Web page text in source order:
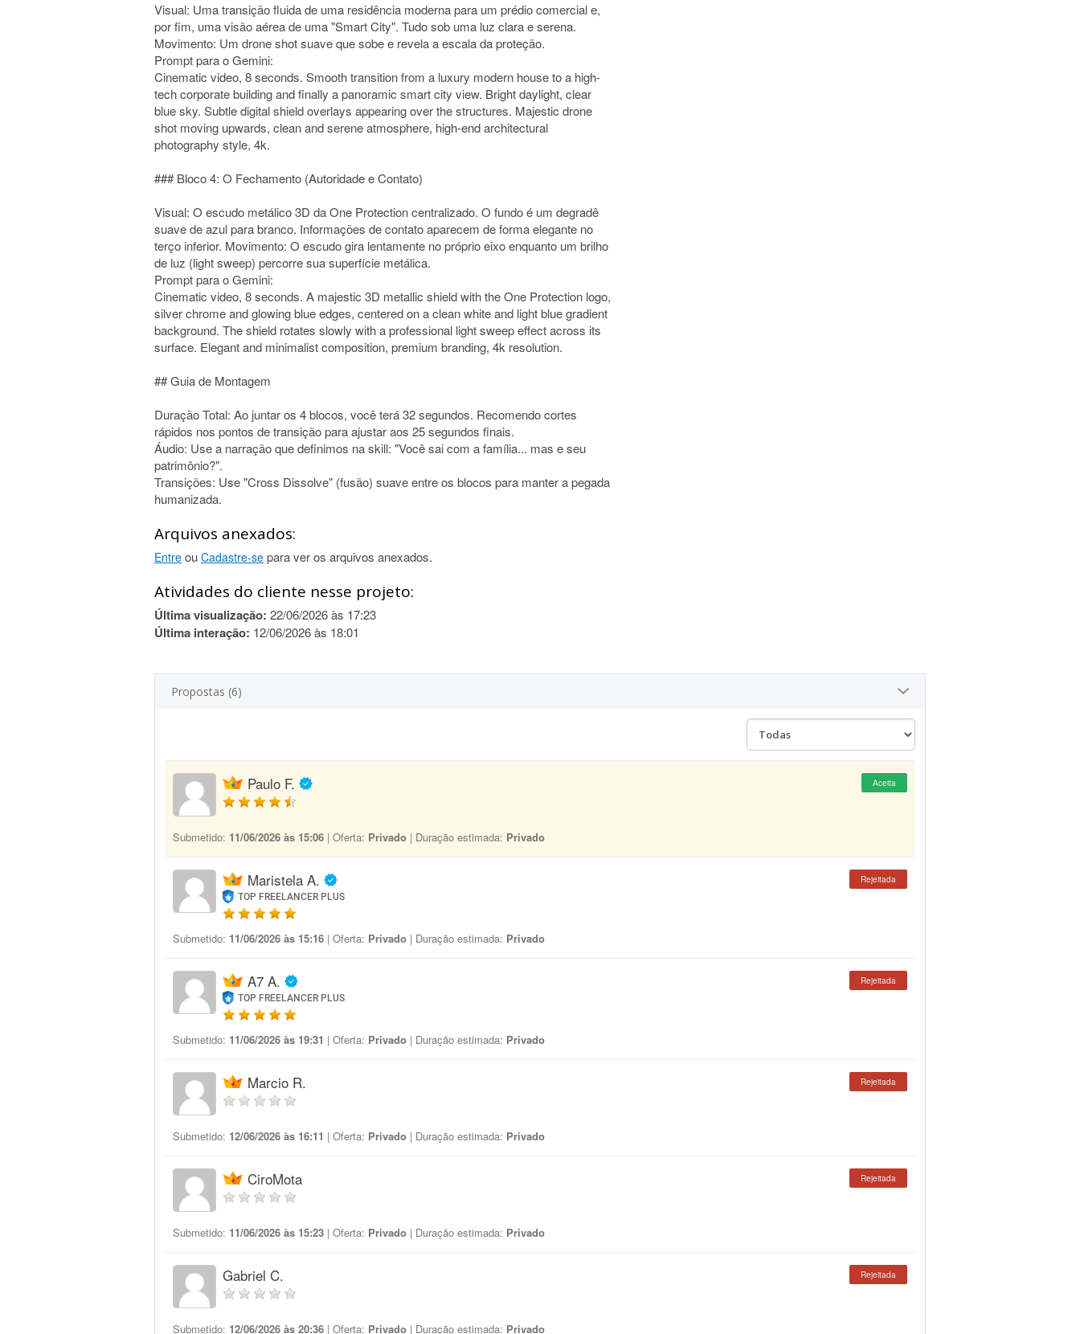
Visual: Uma transição fluida de uma residência moderna para um prédio comercial e,
por fim, uma visão aérea de uma "Smart City". Tudo sob uma luz clara e serena.
Movimento: Um drone shot suave que sobe e revela a escala da proteção.
Prompt para o Gemini:
Cinematic video, 8 seconds. Smooth transition from a luxury modern house to a high-
tech corporate building and finally a panoramic smart city view. Bright daylight, clear
blue sky. Subtle digital shield overlays appearing over the structures. Majestic drone
shot moving upwards, clean and serene atmosphere, high-end architectural
photography style, 4k.
### Bloco 4: O Fechamento (Autoridade e Contato)
Visual: O escudo metálico 3D da One Protection centralizado. O fundo é um degradê
suave de azul para branco. Informações de contato aparecem de forma elegante no
terço inferior. Movimento: O escudo gira lentamente no próprio eixo enquanto um brilho
de luz (light sweep) percorre sua superfície metálica.
Prompt para o Gemini:
Cinematic video, 8 seconds. A majestic 3D metallic shield with the One Protection logo,
silver chrome and glowing blue edges, centered on a clean white and light blue gradient
background. The shield rotates slowly with a professional light sweep effect across its
surface. Elegant and minimalist composition, premium branding, 4k resolution.
## Guia de Montagem
Duração Total: Ao juntar os 4 blocos, você terá 32 segundos. Recomendo cortes
rápidos nos pontos de transição para ajustar aos 25 segundos finais.
Áudio: Use a narração que definimos na skill: "Você sai com a família... mas e seu
patrimônio?".
Transições: Use "Cross Dissolve" (fusão) suave entre os blocos para manter a pegada
humanizada.
Arquivos anexados:
Entre ou Cadastre-se para ver os arquivos anexados.
Atividades do cliente nesse projeto:
Última visualização: 22/06/2026 às 17:23
Última interação: 12/06/2026 às 18:01
Propostas (6)
Paulo F. Aceita
Submetido: 11/06/2026 às 15:06 | Oferta: Privado | Duração estimada: Privado
Maristela A.
TOP FREELANCER PLUS
Rejeitada
Submetido: 11/06/2026 às 15:16 | Oferta: Privado | Duração estimada: Privado
A7 A.
TOP FREELANCER PLUS
Rejeitada
Submetido: 11/06/2026 às 19:31 | Oferta: Privado | Duração estimada: Privado
Marcio R. Rejeitada
Submetido: 12/06/2026 às 16:11 | Oferta: Privado | Duração estimada: Privado
CiroMota Rejeitada
Submetido: 11/06/2026 às 15:23 | Oferta: Privado | Duração estimada: Privado
Gabriel C. Rejeitada
Submetido: 12/06/2026 às 20:36 | Oferta: Privado | Duração estimada: Privado